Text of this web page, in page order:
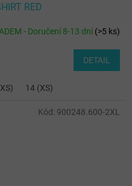
RED
- Doručení 8-13 dní(>5 ks)
DETAIL
14 (XS)
Kód: 900248.600-2XL